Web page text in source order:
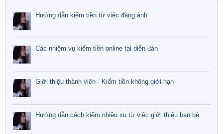
Hướng dẫn kiếm tiền từ việc đăng ảnh
Các nhiệm vụ kiếm tiền online tại diễn đàn
Giới thiệu thành viên - Kiếm tiền không giới hạn
Hướng dẫn cách kiếm nhiều xu từ việc giới thiệu bạn bè